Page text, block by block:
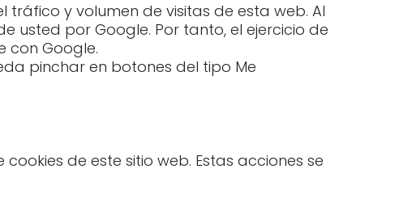
y volumen de visitas de esta web. Al
usted por Google. Por tanto, el ejercicio de
con Google.
pinchar en botones del tipo Me
de este sitio web. Estas acciones se